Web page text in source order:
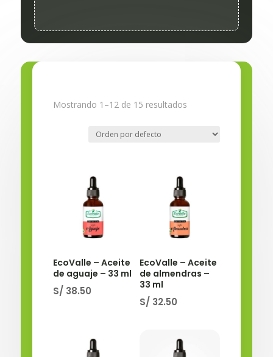
Mostrando 1–12 de 15 resultados
EcoValle – Aceite
de aguaje – 33 ml
S/ 38.50
EcoValle – Aceite
de almendras –
33 ml
S/ 32.50